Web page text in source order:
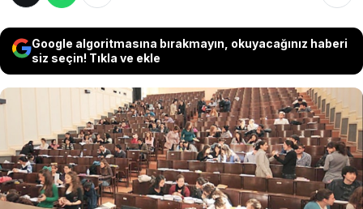
Google algoritmasına bırakmayın, okuyacağınız haberi
siz seçin! Tıkla ve ekle
YÖK Başkanı Erol Özvar’ın vakıf üniversitesi
rektörlerine verdiği, “Yabancı öğrencilerden
alınan öğrenim ücretleri, Türk öğrencilerden
düşük olacak” emri, Türk öğrencilerin
yabancılardan pahalıya eğitim almasına yol açtı.